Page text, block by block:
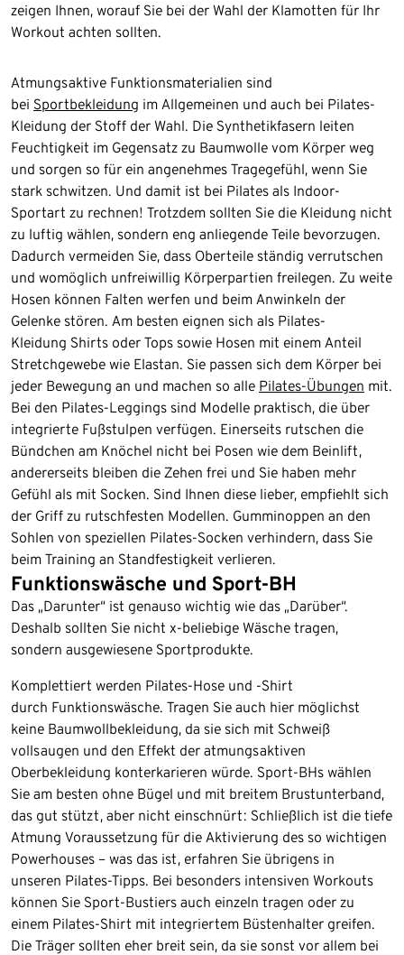
zeigen Ihnen, worauf Sie bei der Wahl der Klamotten für Ihr
Workout achten sollten.
Atmungsaktive Funktionsmaterialien sind
bei Sportbekleidung im Allgemeinen und auch bei Pilates-
Kleidung der Stoff der Wahl. Die Synthetikfasern leiten
Feuchtigkeit im Gegensatz zu Baumwolle vom Körper weg
und sorgen so für ein angenehmes Tragegefühl, wenn Sie
stark schwitzen. Und damit ist bei Pilates als Indoor-
Sportart zu rechnen! Trotzdem sollten Sie die Kleidung nicht
zu luftig wählen, sondern eng anliegende Teile bevorzugen.
Dadurch vermeiden Sie, dass Oberteile ständig verrutschen
und womöglich unfreiwillig Körperpartien freilegen. Zu weite
Hosen können Falten werfen und beim Anwinkeln der
Gelenke stören. Am besten eignen sich als Pilates-
Kleidung Shirts oder Tops sowie Hosen mit einem Anteil
Stretchgewebe wie Elastan. Sie passen sich dem Körper bei
jeder Bewegung an und machen so alle Pilates-Übungen mit.
Bei den Pilates-Leggings sind Modelle praktisch, die über
integrierte Fußstulpen verfügen. Einerseits rutschen die
Bündchen am Knöchel nicht bei Posen wie dem Beinlift,
andererseits bleiben die Zehen frei und Sie haben mehr
Gefühl als mit Socken. Sind Ihnen diese lieber, empfiehlt sich
der Griff zu rutschfesten Modellen. Gumminoppen an den
Sohlen von speziellen Pilates-Socken verhindern, dass Sie
beim Training an Standfestigkeit verlieren.
Funktionswäsche und Sport-BH
Das „Darunter“ ist genauso wichtig wie das „Darüber“.
Deshalb sollten Sie nicht x-beliebige Wäsche tragen,
sondern ausgewiesene Sportprodukte.
Komplettiert werden Pilates-Hose und -Shirt
durch Funktionswäsche. Tragen Sie auch hier möglichst
keine Baumwollbekleidung, da sie sich mit Schweiß
vollsaugen und den Effekt der atmungsaktiven
Oberbekleidung konterkarieren würde. Sport-BHs wählen
Sie am besten ohne Bügel und mit breitem Brustunterband,
das gut stützt, aber nicht einschnürt: Schließlich ist die tiefe
Atmung Voraussetzung für die Aktivierung des so wichtigen
Powerhouses – was das ist, erfahren Sie übrigens in
unseren Pilates-Tipps. Bei besonders intensiven Workouts
können Sie Sport-Bustiers auch einzeln tragen oder zu
einem Pilates-Shirt mit integriertem Büstenhalter greifen.
Die Träger sollten eher breit sein, da sie sonst vor allem bei